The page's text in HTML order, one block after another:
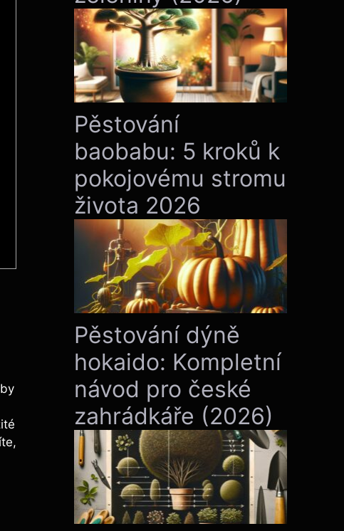
Pěstování
baobabu: 5 kroků k
pokojovému stromu
života 2026
Pěstování dýně
hokaido: Kompletní
návod pro české
zahrádkáře (2026)